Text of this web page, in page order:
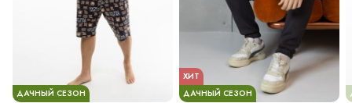
ДАЧНЫЙ СЕЗОН ДАЧНЫЙ СЕЗОН
ХИТ